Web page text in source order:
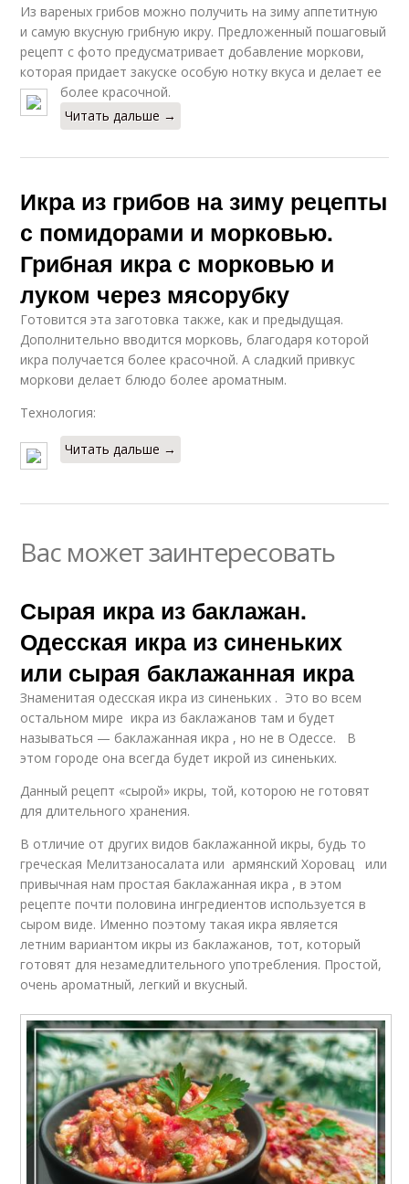
Из вареных грибов можно получить на зиму аппетитную
и самую вкусную грибную икру. Предложенный пошаговый
рецепт с фото предусматривает добавление моркови,
которая придает закуске особую нотку вкуса и делает ее
более красочной.
Читать дальше →
Икра из грибов на зиму рецепты
с помидорами и морковью.
Грибная икра с морковью и
луком через мясорубку
Готовится эта заготовка также, как и предыдущая.
Дополнительно вводится морковь, благодаря которой
икра получается более красочной. А сладкий привкус
моркови делает блюдо более ароматным.
Технология:
Читать дальше →
Вас может заинтересовать
Сырая икра из баклажан.
Одесская икра из синеньких
или сырая баклажанная икра
Знаменитая одесская икра из синеньких . Это во всем
остальном мире икра из баклажанов там и будет
называться — баклажанная икра , но не в Одессе. В
этом городе она всегда будет икрой из синеньких.
Данный рецепт «сырой» икры, той, которою не готовят
для длительного хранения.
В отличие от других видов баклажанной икры, будь то
греческая Мелитзаносалата или армянский Хоровац или
привычная нам простая баклажанная икра , в этом
рецепте почти половина ингредиентов используется в
сыром виде. Именно поэтому такая икра является
летним вариантом икры из баклажанов, тот, который
готовят для незамедлительного употребления. Простой,
очень ароматный, легкий и вкусный.